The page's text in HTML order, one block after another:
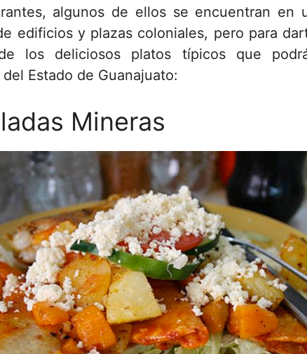
algunos de ellos se encuentran en
edificios y plazas coloniales, pero para
los deliciosos platos típicos que
Estado de Guanajuato:
Mineras